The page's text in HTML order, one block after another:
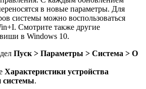
в новые параметры. Для
системы можно воспользоваться
Смотрите также другие
в Windows 10.
Пуск > Параметры > Система > О
Характеристики устройства
системы.